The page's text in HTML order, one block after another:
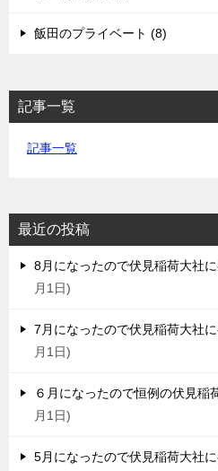
飯田のプライベート (8)
記事一覧
記事一覧
最近の投稿
8月になったので伏見稲荷大社
月1日
7月になったので伏見稲荷大社
月1日
６月になったので恒例の伏見稲
月1日
5月になったので伏見稲荷大社